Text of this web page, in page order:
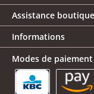
Assistance boutique
Informations
Modes de paiement